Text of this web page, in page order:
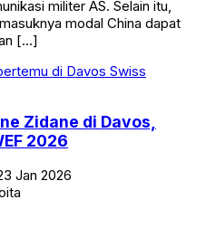
militer AS. Selain itu,
modal China dapat
[…]
Zidane di Davos,
2026
Jan 2026